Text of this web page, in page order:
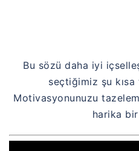
Bu sözü daha iyi
seçtiğimiz şu
Motivasyonunuzu
harika